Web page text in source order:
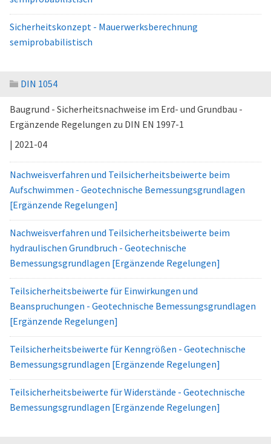
Sicherheitskonzept - Mauerwerksberechnung
semiprobabilistisch
DIN 1054
Baugrund - Sicherheitsnachweise im Erd- und Grundbau -
Ergänzende Regelungen zu DIN EN 1997-1
| 2021-04
Nachweisverfahren und Teilsicherheitsbeiwerte beim
Aufschwimmen - Geotechnische Bemessungsgrundlagen
[Ergänzende Regelungen]
Nachweisverfahren und Teilsicherheitsbeiwerte beim
hydraulischen Grundbruch - Geotechnische
Bemessungsgrundlagen [Ergänzende Regelungen]
Teilsicherheitsbeiwerte für Einwirkungen und
Beanspruchungen - Geotechnische Bemessungsgrundlagen
[Ergänzende Regelungen]
Teilsicherheitsbeiwerte für Kenngrößen - Geotechnische
Bemessungsgrundlagen [Ergänzende Regelungen]
Teilsicherheitsbeiwerte für Widerstände - Geotechnische
Bemessungsgrundlagen [Ergänzende Regelungen]